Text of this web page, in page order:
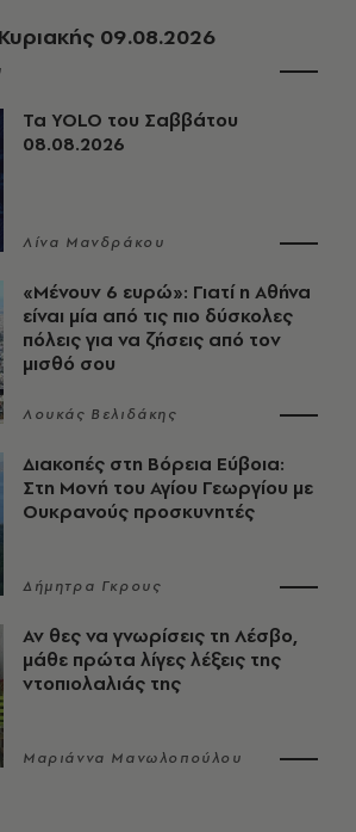
09.08.2026
Τα YOLO του Σαββάτου
08.08.2026
Λίνα Μανδράκου
«Μένουν 6 ευρώ»: Γιατί η Αθήνα
είναι μία από τις πιο δύσκολες
πόλεις για να ζήσεις από τον
μισθό σου
Λουκάς Βελιδάκης
Διακοπές στη Βόρεια Εύβοια:
Στη Μονή του Αγίου Γεωργίου με
Ουκρανούς προσκυνητές
Δήμητρα Γκρους
Αν θες να γνωρίσεις τη Λέσβο,
μάθε πρώτα λίγες λέξεις της
ντοπιολαλιάς της
Μαριάννα Μανωλοπούλου